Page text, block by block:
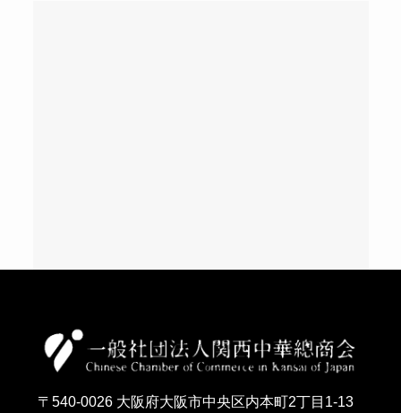
〒540-0026 大阪府大阪市中央区内本町2丁目1-13